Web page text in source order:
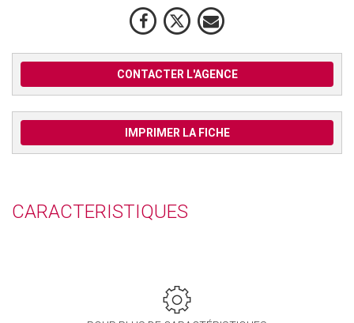
CONTACTER L'AGENCE
IMPRIMER LA FICHE
CARACTERISTIQUES